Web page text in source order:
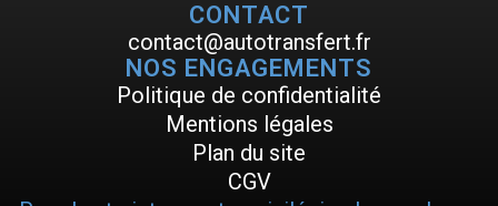
CONTACT
contact@autotransfert.fr
NOS ENGAGEMENTS
Politique de confidentialité
Mentions légales
Plan du site
CGV